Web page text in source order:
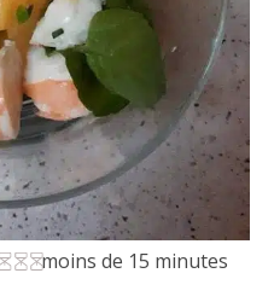
moins de 15 minutes